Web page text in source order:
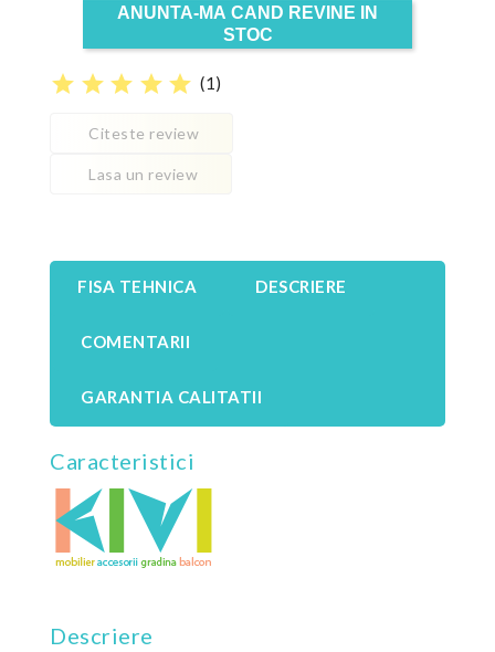
ANUNTA-MA CAND REVINE IN
STOC
star star star star star (1)
Citeste review
Lasa un review
FISA TEHNICA DESCRIERE
COMENTARII
GARANTIA CALITATII
Caracteristici
Descriere